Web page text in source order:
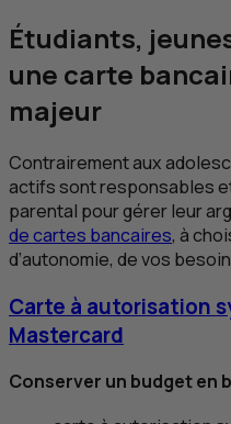
Étudiants,
une carte
majeur
Contrairement aux
actifs sont responsables
parental pour gérer leur
de cartes bancaires, à
d’autonomie, de vos
Carte à autorisation
Mastercard
Conserver un budget en